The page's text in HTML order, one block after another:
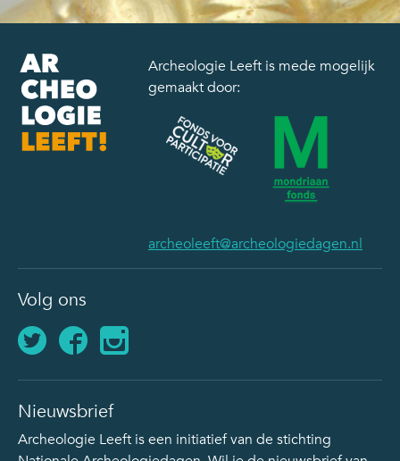
Archeologie Leeft is mede mogelijk
gemaakt door:
archeoleeft@archeologiedagen.nl
Volg ons
Nieuwsbrief
Archeologie Leeft is een initiatief van de stichting